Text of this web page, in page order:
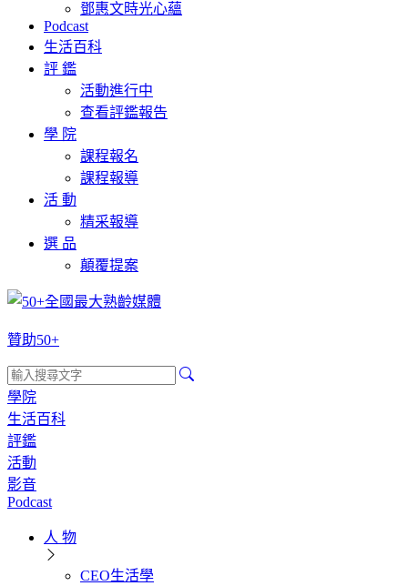
鄧惠文時光心蘊
Podcast
生活百科
評 鑑
活動進行中
查看評鑑報告
學 院
課程報名
課程報導
活 動
精采報導
選 品
顛覆提案
贊助50+
學院
生活百科
評鑑
活動
影音
Podcast
人 物
CEO生活學